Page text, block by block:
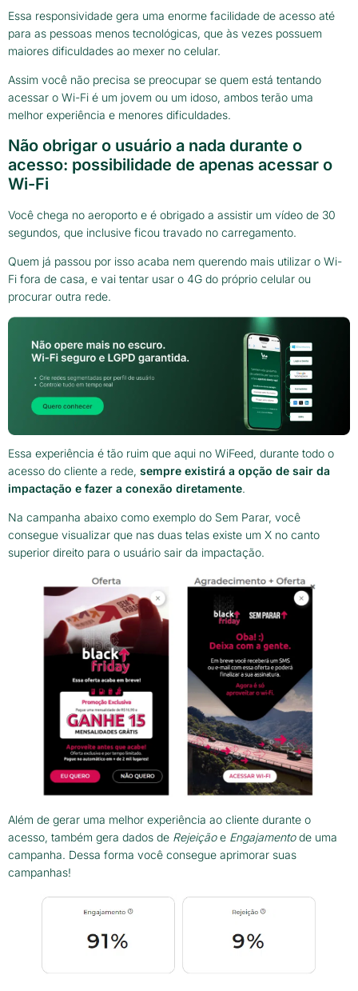
Essa responsividade gera uma enorme facilidade de acesso até
para as pessoas menos tecnológicas, que às vezes possuem
maiores dificuldades ao mexer no celular.
Assim você não precisa se preocupar se quem está tentando
acessar o Wi-Fi é um jovem ou um idoso, ambos terão uma
melhor experiência e menores dificuldades.
Não obrigar o usuário a nada durante o
acesso: possibilidade de apenas acessar o
Wi-Fi
Você chega no aeroporto e é obrigado a assistir um vídeo de 30
segundos, que inclusive ficou travado no carregamento.
Quem já passou por isso acaba nem querendo mais utilizar o Wi-
Fi fora de casa, e vai tentar usar o 4G do próprio celular ou
procurar outra rede.
Essa experiência é tão ruim que aqui no WiFeed, durante todo o
acesso do cliente a rede, sempre existirá a opção de sair da
impactação e fazer a conexão diretamente.
Na campanha abaixo como exemplo do Sem Parar, você
consegue visualizar que nas duas telas existe um X no canto
superior direito para o usuário sair da impactação.
Além de gerar uma melhor experiência ao cliente durante o
acesso, também gera dados de Rejeiçãoe Engajamentode uma
campanha. Dessa forma você consegue aprimorar suas
campanhas!